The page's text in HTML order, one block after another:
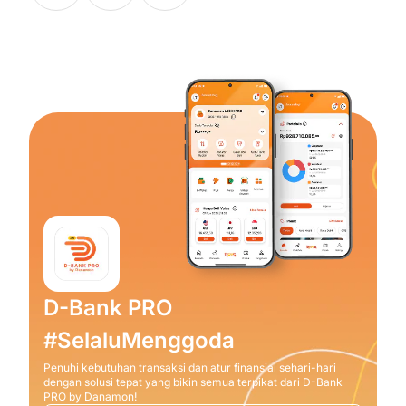
D-Bank PRO
#SelaluMenggoda
Penuhi kebutuhan transaksi dan atur finansial sehari-hari
dengan solusi tepat yang bikin semua terpikat dari D-Bank
PRO by Danamon!